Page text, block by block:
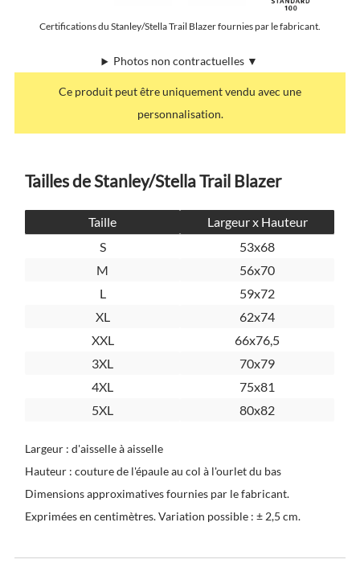
Certifications du Stanley/Stella Trail Blazer fournies par le fabricant.
Photos non contractuelles ▼
Ce produit peut être uniquement vendu avec une
personnalisation.
Tailles de Stanley/Stella Trail Blazer
Taille
Largeur x Hauteur
S
53x68
M
56x70
L
59x72
XL
62x74
XXL
66x76,5
3XL
70x79
4XL
75x81
5XL
80x82
Largeur : d'aisselle à aisselle
Hauteur : couture de l'épaule au col à l'ourlet du bas
Dimensions approximatives fournies par le fabricant.
Exprimées en centimètres. Variation possible : ± 2,5 cm.